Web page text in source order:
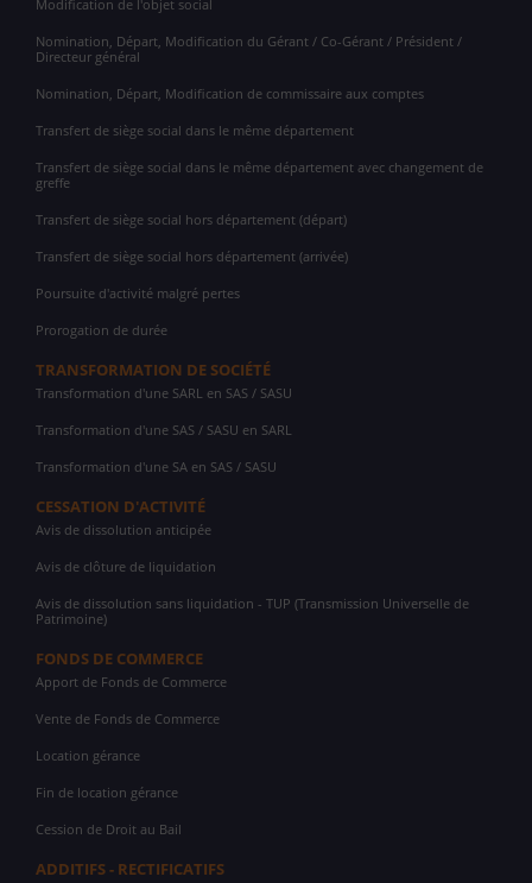
Modification de l'objet social
Nomination, Départ, Modification du Gérant / Co-Gérant / Président /
Directeur général
Nomination, Départ, Modification de commissaire aux comptes
Transfert de siège social dans le même département
Transfert de siège social dans le même département avec changement de
greffe
Transfert de siège social hors département (départ)
Transfert de siège social hors département (arrivée)
Poursuite d'activité malgré pertes
Prorogation de durée
TRANSFORMATION DE SOCIÉTÉ
Transformation d'une SARL en SAS / SASU
Transformation d'une SAS / SASU en SARL
Transformation d'une SA en SAS / SASU
CESSATION D'ACTIVITÉ
Avis de dissolution anticipée
Avis de clôture de liquidation
Avis de dissolution sans liquidation - TUP (Transmission Universelle de
Patrimoine)
FONDS DE COMMERCE
Apport de Fonds de Commerce
Vente de Fonds de Commerce
Location gérance
Fin de location gérance
Cession de Droit au Bail
ADDITIFS - RECTIFICATIFS